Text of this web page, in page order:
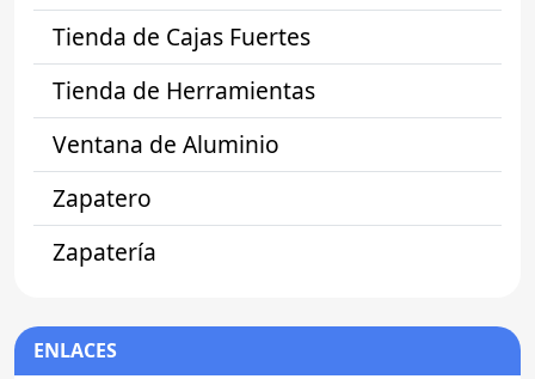
Tienda de Cajas Fuertes
Tienda de Herramientas
Ventana de Aluminio
Zapatero
Zapatería
ENLACES